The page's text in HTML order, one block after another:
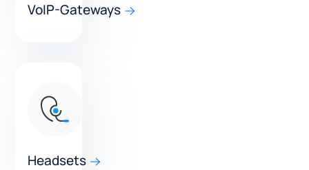
VoIP-Gateways
Headsets